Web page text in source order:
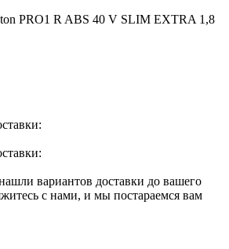
PRO1 R ABS 40 V SLIM EXTRA 1,8
вариантов доставки до вашего
с нами, и мы постараемся вам